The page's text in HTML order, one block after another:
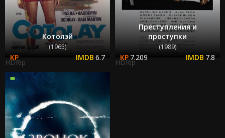
Котолэй
(1965)
6.7
HDRip
Преступления и
проступки
(1989)
7.209 7.8
HDRip